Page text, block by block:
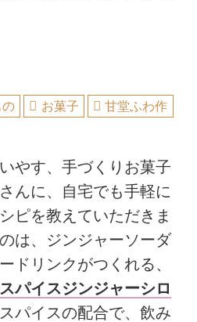
の お菓子 甘堂ふわ作
やす、手づくりお菓子
んに、自宅でも手軽に
ピを教えていただきま
は、ジンジャーソーダ
ドリンクがつくれる、
スパイスジンジャーシロ
パイスの配合で、飲み